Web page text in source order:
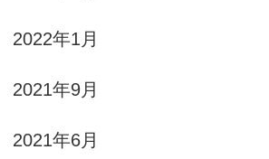
2022年1月
2021年9月
2021年6月